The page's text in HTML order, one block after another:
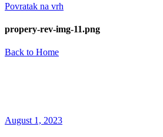
Povratak na vrh
propery-rev-img-11.png
Back to Home
August 1, 2023